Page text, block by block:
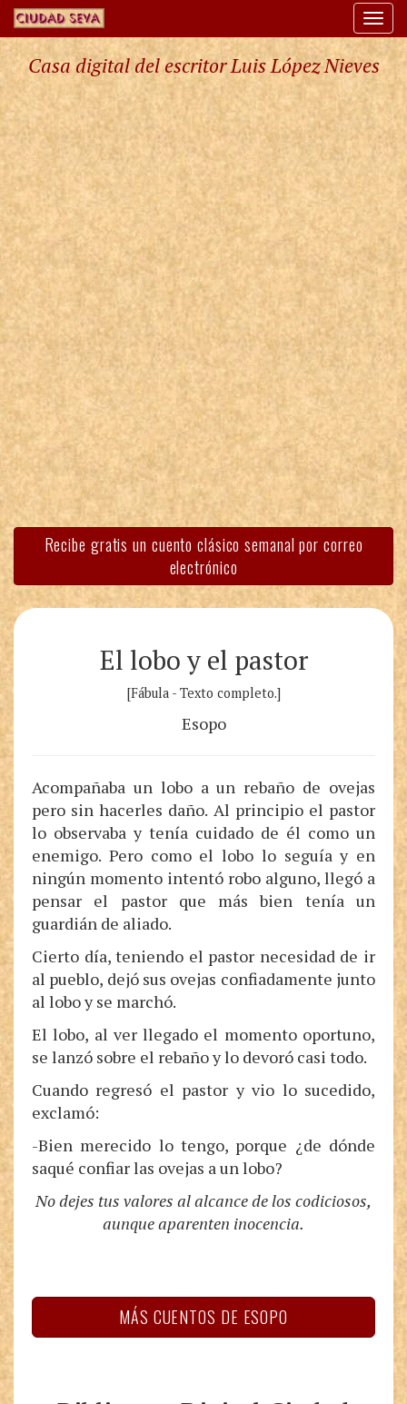
Casa digital del escritor Luis López Nieves
Recibe gratis un cuento clásico semanal por correo
electrónico
El lobo y el pastor
[Fábula - Texto completo.]
Esopo
Acompañaba un lobo a un rebaño de ovejas
pero sin hacerles daño. Al principio el pastor
lo observaba y tenía cuidado de él como un
enemigo. Pero como el lobo lo seguía y en
ningún momento intentó robo alguno, llegó a
pensar el pastor que más bien tenía un
guardián de aliado.
Cierto día, teniendo el pastor necesidad de ir
al pueblo, dejó sus ovejas confiadamente junto
al lobo y se marchó.
El lobo, al ver llegado el momento oportuno,
se lanzó sobre el rebaño y lo devoró casi todo.
Cuando regresó el pastor y vio lo sucedido,
exclamó:
-Bien merecido lo tengo, porque ¿de dónde
saqué confiar las ovejas a un lobo?
No dejes tus valores al alcance de los codiciosos,
aunque aparenten inocencia.
MÁS CUENTOS DE ESOPO